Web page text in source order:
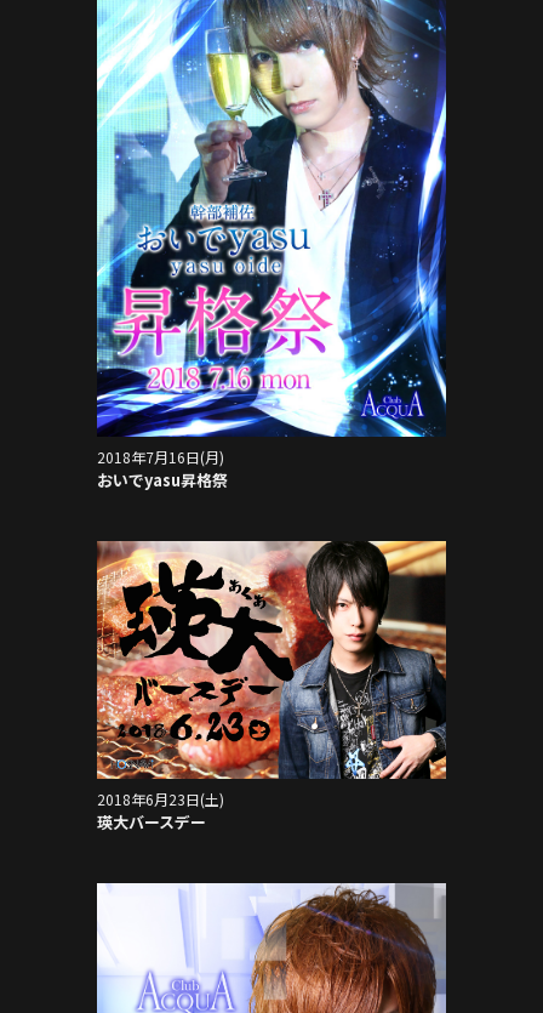
2018年7月16日(月)
おいでyasu昇格祭
2018年6月23日(土)
瑛大バースデー